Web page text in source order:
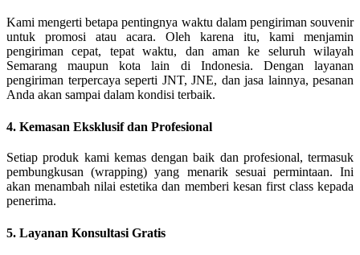
Kami mengerti betapa pentingnya waktu dalam pengiriman souvenir
untuk promosi atau acara. Oleh karena itu, kami menjamin
pengiriman cepat, tepat waktu, dan aman ke seluruh wilayah
Semarang maupun kota lain di Indonesia. Dengan layanan
pengiriman terpercaya seperti JNT, JNE, dan jasa lainnya, pesanan
Anda akan sampai dalam kondisi terbaik.
4. Kemasan Eksklusif dan Profesional
Setiap produk kami kemas dengan baik dan profesional, termasuk
pembungkusan (wrapping) yang menarik sesuai permintaan. Ini
akan menambah nilai estetika dan memberi kesan first class kepada
penerima.
5. Layanan Konsultasi Gratis